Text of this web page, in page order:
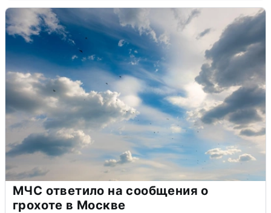
МЧС ответило на сообщения о
грохоте в Москве